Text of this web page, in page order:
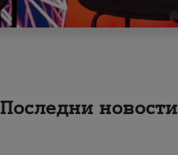
Последни новости